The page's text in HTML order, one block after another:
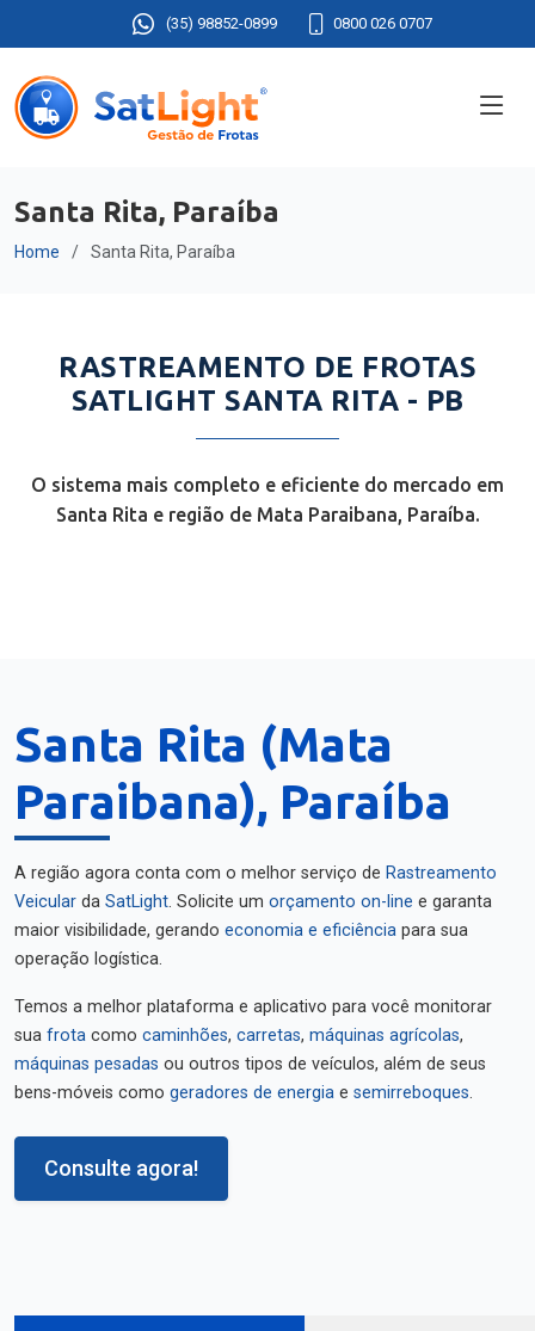
(35) 98852-0899 0800 026 0707
Santa Rita, Paraíba
Home Santa Rita, Paraíba
RASTREAMENTO DE FROTAS
SATLIGHT SANTA RITA - PB
O sistema mais completo e eficiente do mercado em
Santa Rita e região de Mata Paraibana, Paraíba.
Santa Rita (Mata
Paraibana), Paraíba
A região agora conta com o melhor serviço de Rastreamento
Veicular da SatLight. Solicite um orçamento on-line e garanta
maior visibilidade, gerando economia e eficiência para sua
operação logística.
Temos a melhor plataforma e aplicativo para você monitorar
sua frota como caminhões, carretas, máquinas agrícolas,
máquinas pesadas ou outros tipos de veículos, além de seus
bens-móveis como geradores de energia e semirreboques.
Consulte agora!